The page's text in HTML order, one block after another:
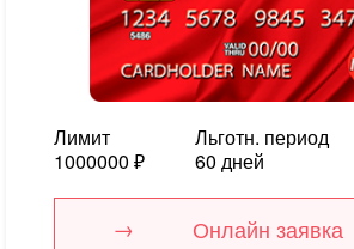
Лимит
1000000 ₽
Льготн. период
60 дней
Онлайн заявка